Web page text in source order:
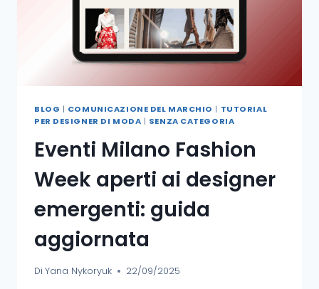
BLOG | COMUNICAZIONE DEL MARCHIO | TUTORIAL
PER DESIGNER DI MODA | SENZA CATEGORIA
Eventi Milano Fashion
Week aperti ai designer
emergenti: guida
aggiornata
Di Yana Nykoryuk 22/09/2025